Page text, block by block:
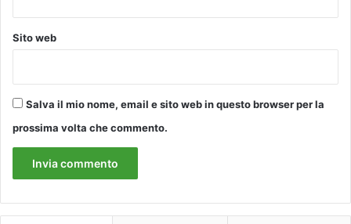
Sito web
Salva il mio nome, email e sito web in questo browser per la
prossima volta che commento.